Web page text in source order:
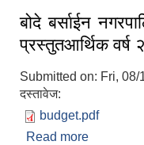
बोदे बर्साईन
प्रस्तुतआर्थिक
Submitted on: Fri, 08/
दस्तावेज:
budget.pdf
Read more